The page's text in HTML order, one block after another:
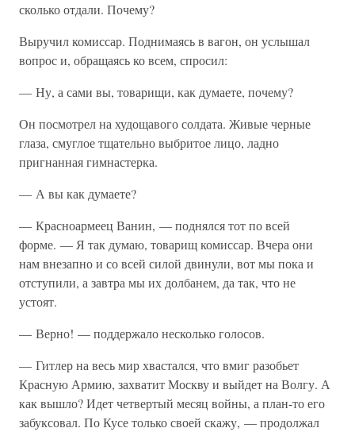
сколько отдали. Почему?
Выручил комиссар. Поднимаясь в вагон, он услышал
вопрос и, обращаясь ко всем, спросил:
— Ну, а сами вы, товарищи, как думаете, почему?
Он посмотрел на худощавого солдата. Живые черные
глаза, смуглое тщательно выбритое лицо, ладно
пригнанная гимнастерка.
— А вы как думаете?
— Красноармеец Ванин, — поднялся тот по всей
форме. — Я так думаю, товарищ комиссар. Вчера они
нам внезапно и со всей силой двинули, вот мы пока и
отступили, а завтра мы их долбанем, да так, что не
устоят.
— Верно! — поддержало несколько голосов.
— Гитлер на весь мир хвастался, что вмиг разобьет
Красную Армию, захватит Москву и выйдет на Волгу. А
как вышло? Идет четвертый месяц войны, а план-то его
забуксовал. По Кусе только своей скажу, — продолжал